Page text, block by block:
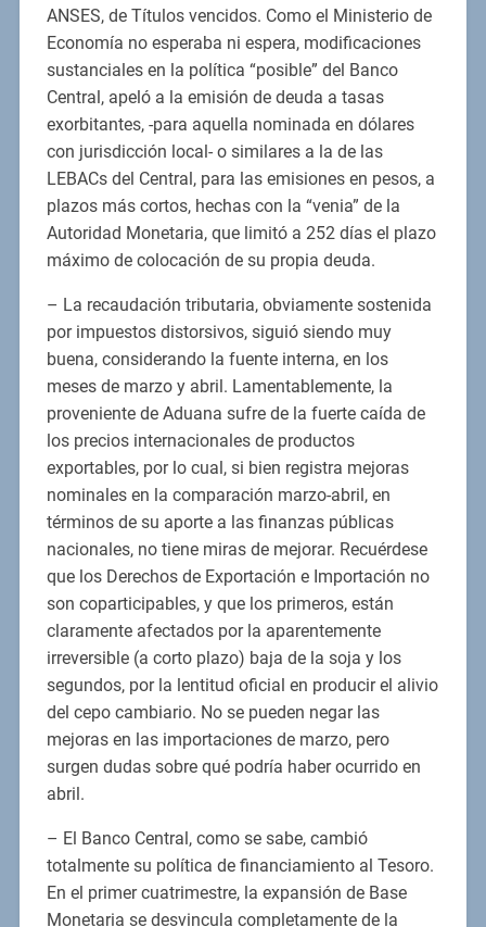
ANSES, de Títulos vencidos. Como el Ministerio de
Economía no esperaba ni espera, modificaciones
sustanciales en la política “posible” del Banco
Central, apeló a la emisión de deuda a tasas
exorbitantes, -para aquella nominada en dólares
con jurisdicción local- o similares a la de las
LEBACs del Central, para las emisiones en pesos, a
plazos más cortos, hechas con la “venia” de la
Autoridad Monetaria, que limitó a 252 días el plazo
máximo de colocación de su propia deuda.
– La recaudación tributaria, obviamente sostenida
por impuestos distorsivos, siguió siendo muy
buena, considerando la fuente interna, en los
meses de marzo y abril. Lamentablemente, la
proveniente de Aduana sufre de la fuerte caída de
los precios internacionales de productos
exportables, por lo cual, si bien registra mejoras
nominales en la comparación marzo-abril, en
términos de su aporte a las finanzas públicas
nacionales, no tiene miras de mejorar. Recuérdese
que los Derechos de Exportación e Importación no
son coparticipables, y que los primeros, están
claramente afectados por la aparentemente
irreversible (a corto plazo) baja de la soja y los
segundos, por la lentitud oficial en producir el alivio
del cepo cambiario. No se pueden negar las
mejoras en las importaciones de marzo, pero
surgen dudas sobre qué podría haber ocurrido en
abril.
– El Banco Central, como se sabe, cambió
totalmente su política de financiamiento al Tesoro.
En el primer cuatrimestre, la expansión de Base
Monetaria se desvincula completamente de la